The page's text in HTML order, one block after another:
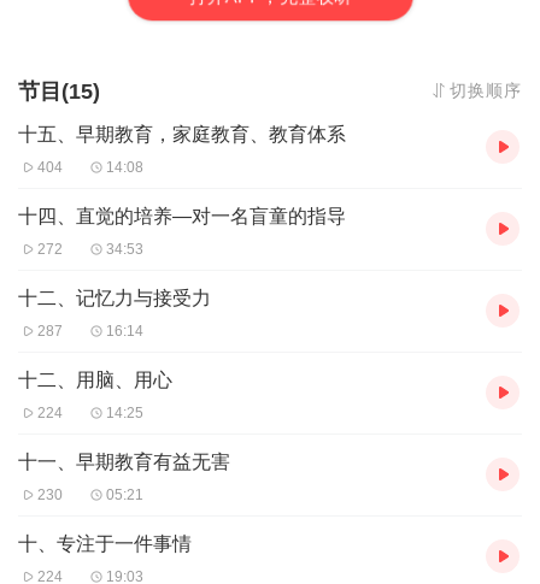
节目(15) 切换顺序
十五、早期教育，家庭教育、教育体系
404 14:08
十四、直觉的培养—对一名盲童的指导
272 34:53
十二、记忆力与接受力
287 16:14
十二、用脑、用心
224 14:25
十一、早期教育有益无害
230 05:21
十、专注于一件事情
224 19:03